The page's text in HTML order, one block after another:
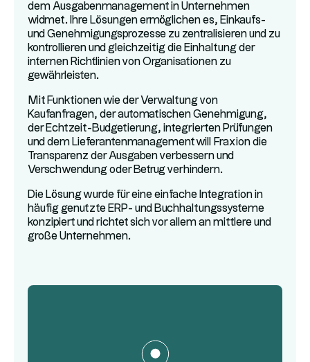
dem Ausgabenmanagement in Unternehmen
widmet. Ihre Lösungen ermöglichen es, Einkaufs-
und Genehmigungsprozesse zu zentralisieren und zu
kontrollieren und gleichzeitig die Einhaltung der
internen Richtlinien von Organisationen zu
gewährleisten.
Mit Funktionen wie der Verwaltung von
Kaufanfragen, der automatischen Genehmigung,
der Echtzeit-Budgetierung, integrierten Prüfungen
und dem Lieferantenmanagement will Fraxion die
Transparenz der Ausgaben verbessern und
Verschwendung oder Betrug verhindern.
Die Lösung wurde für eine einfache Integration in
häufig genutzte ERP- und Buchhaltungssysteme
konzipiert und richtet sich vor allem an mittlere und
große Unternehmen.